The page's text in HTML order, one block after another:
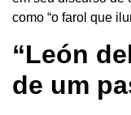
como “o farol que
“León
de um